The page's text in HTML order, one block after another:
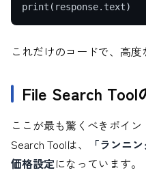
これだけのコードで、高度
File Search
ここが最も驚くべきポイン
Search Toolは、
「ランニ
価格設定になっています。